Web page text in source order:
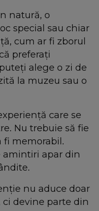
natură, o
special sau chiar
cum ar fi zborul
preferați
alege o zi de
la muzeu sau o
care se
Nu trebuie să fie
fi memorabil.
amintiri apar din
nu aduce doar
devine parte din